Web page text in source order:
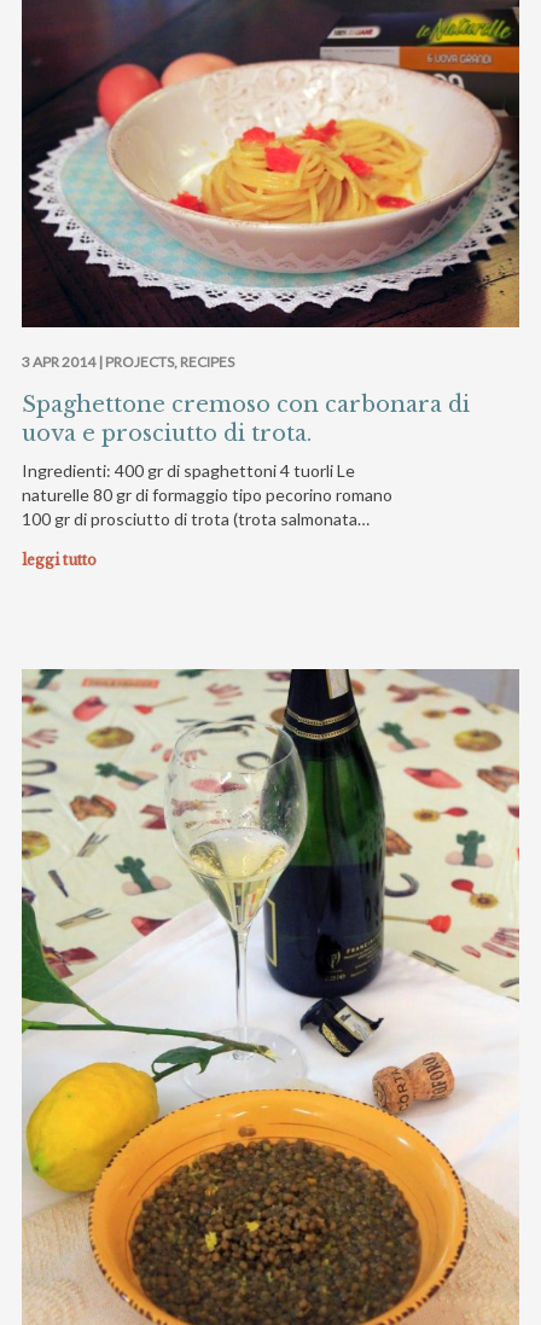
3 APR 2014 | PROJECTS, RECIPES
Spaghettone cremoso con carbonara di
uova e prosciutto di trota.
Ingredienti: 400 gr di spaghettoni 4 tuorli Le
naturelle 80 gr di formaggio tipo pecorino romano
100 gr di prosciutto di trota (trota salmonata…
leggi tutto